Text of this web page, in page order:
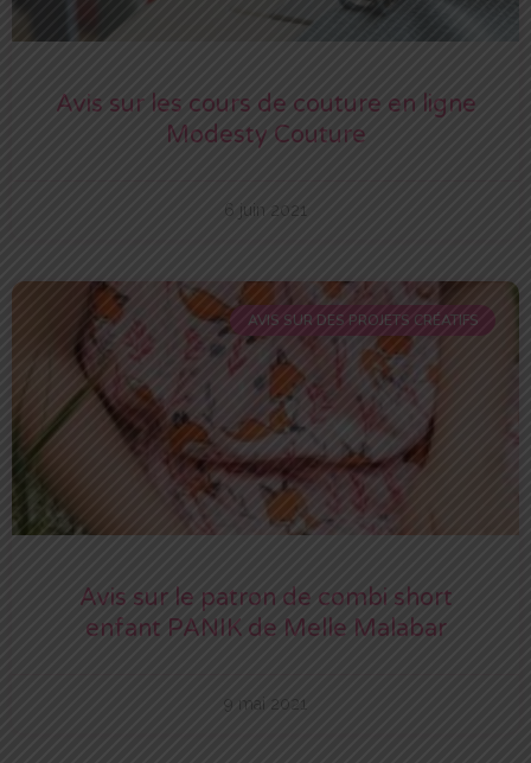
Avis sur les cours de couture en ligne
Modesty Couture
6 juin 2021
AVIS SUR DES PROJETS CRÉATIFS
Avis sur le patron de combi short
enfant PANIK de Melle Malabar
9 mai 2021